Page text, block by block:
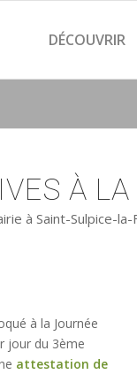
DÉCOUVRIR
À
à Saint-Sulpice-la-
à la Journée
jour du 3ème
attestation de